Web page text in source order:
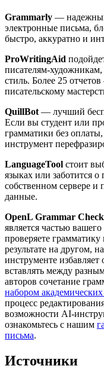
Grammarly —
электронные письма,
быстро, аккуратно и
ProWritingAid
писателям-художникам,
стиль. Более 25
писательскому
QuillBot — лучший
Если вы студент или
грамматики без
инструмент
LanguageTool стоит
языках или заботится
собственном сервере и
данные.
OpenL Grammar Check
является частью
проверяете
результате на другом,
инструменте
вставлять между
авторов сочетание
набором
процесс
возможности AI-
ознакомьтесь с нашим
письма.
Источники